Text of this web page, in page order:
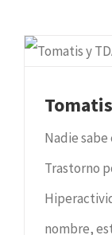
Nadie
Trastorno
nombre,